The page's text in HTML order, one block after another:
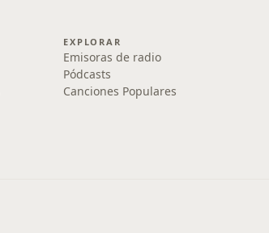
EXPLORAR
Emisoras de radio
Pódcasts
Canciones Populares